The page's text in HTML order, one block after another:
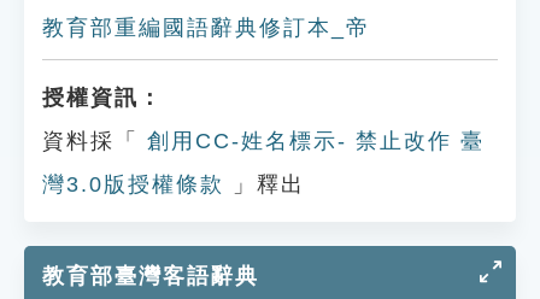
教育部重編國語辭典修訂本_帝
授權資訊：
資料採「
創用CC-姓名標示- 禁止改作 臺
灣3.0版授權條款
」釋出
教育部臺灣客語辭典